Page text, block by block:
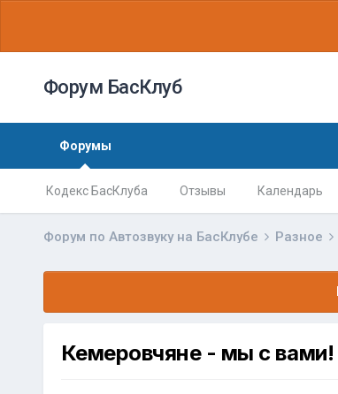
Форум БасКлуб
Форумы
Кодекс БасКлуба Отзывы Календарь
Форум по Автозвуку на БасКлубе Разное
Кемеровчяне - мы с вами!